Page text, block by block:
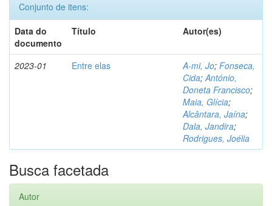
Conjunto de itens:
Data do
documento
Título Autor(es)
2023-01 Entre elas A-mi, Jo; Fonseca,
Cida;António,
Doneta Francisco;
Maia, Glícia;
Alcântara, Jaína;
Dala, Jandira;
Rodrigues, Joélia
Busca facetada
Autor